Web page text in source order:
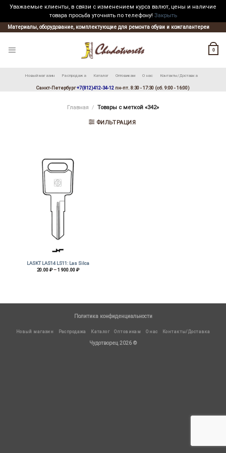
Уважаемые клиенты, в связи с изменением курса валют, цены и наличие
товара просьба уточнять по телефону! Закрыть
Skip
to
Материалы, оборудование, комплектующие для ремонта обуви и кожгалантереи
0
Новый магазин Распродажа Каталог Оптовикам О нас Контакты/Доставка
Санкт-Петербург+7(812)412-34-12 пн-пт. 8:30 - 17:30 (сб. 9:00 - 16:00)
Главная / Товары с меткой «342»
ФИЛЬТРАЦИЯ
LASKT LAS14 LS11: Las Silca
20.00₽ – 1 900.00₽Диапазон
Политика конфиденциальности
Новый магазин Распродажа Каталог Оптовикам О нас Контакты/Доставка
Чудотворец 2026 ©